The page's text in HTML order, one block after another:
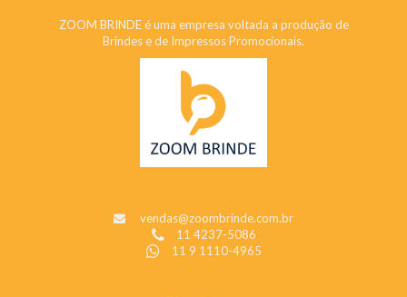
ZOOM BRINDE é uma empresa voltada a produção de
Brindes e de Impressos Promocionais.
vendas@zoombrinde.com.br
11 4237-5086
11 9 1110-4965